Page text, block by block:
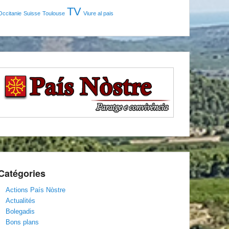
Suisse Toulouse TV Viure al pais
Actions País Nòstre
Actualités
Bolegadis
Bons plans